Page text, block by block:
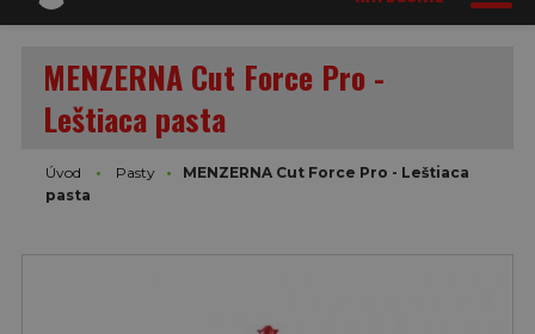
MENZERNA Cut Force Pro -
Leštiaca pasta
Úvod Pasty
MENZERNA Cut Force Pro - Leštiaca
pasta